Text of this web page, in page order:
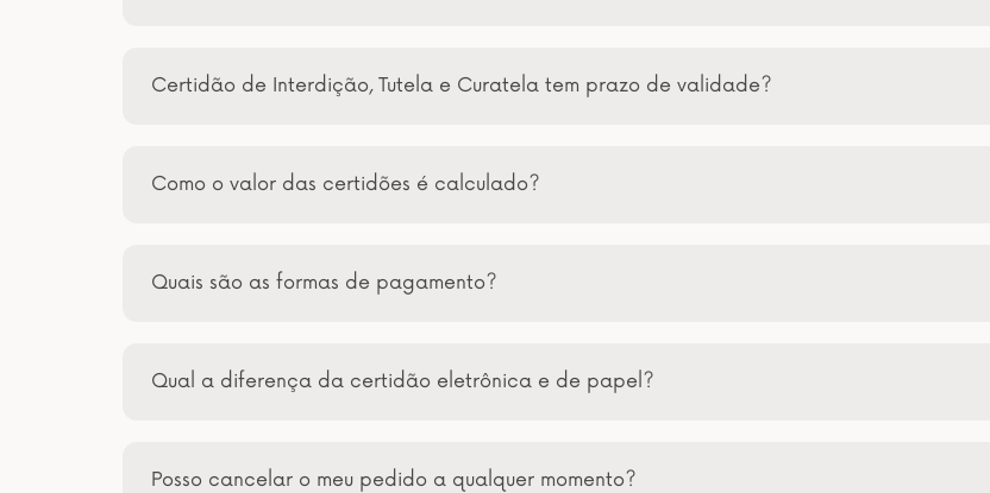
Certidão de Interdição, Tutela e Curatela tem prazo de validade?
Como o valor das certidões é calculado?
Quais são as formas de pagamento?
Qual a diferença da certidão eletrônica e de papel?
Posso cancelar o meu pedido a qualquer momento?